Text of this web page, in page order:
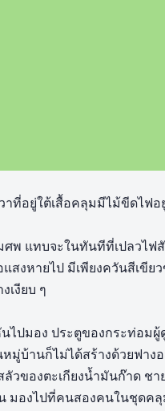
อยู่ใต้เสื้อคลุมมีไม้ขีดไฟอ
พ แทบจะในทันทีที่เปลวไฟ
สงหายไป มีเพียงควันสีเขี
งียบ ๆ
ไปมอง ประตูของกระท่อม
บ้านก็ไม่ได้สร้างด้วยฟาง
วของตะเกียงน้ำมันก๊าด ช
มองไปที่คนสองคนในชุดค